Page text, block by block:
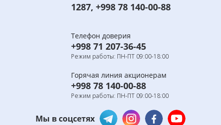
1287, +998 78 140-00-88
Телефон доверия
+998 71 207-36-45
Режим работы: ПН-ПТ 09:00-18:00
Горячая линия акционерам
+998 78 140-00-88
Режим работы: ПН-ПТ 09:00-18:00
Мы в соцсетях